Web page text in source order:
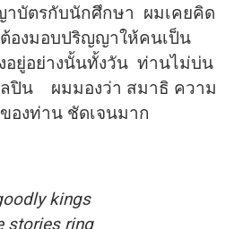
บัตรกับนักศึกษา ผมเคยคิด
องมอบปริญญาให้คนเป็น
อยู่อย่างนั้นทั้งวัน ท่านไม่บ่น
ปิน ผมมองว่า สมาธิ ความ
องท่าน ชัดเจนมาก
kings
stories ring